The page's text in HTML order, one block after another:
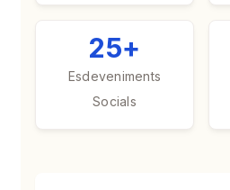
25+
Esdeveniments
Socials